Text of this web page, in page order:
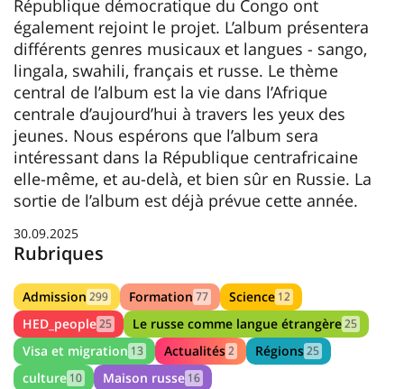
République démocratique du Congo ont
également rejoint le projet. L’album présentera
différents genres musicaux et langues - sango,
lingala, swahili, français et russe. Le thème
central de l’album est la vie dans l’Afrique
centrale d’aujourd’hui à travers les yeux des
jeunes. Nous espérons que l’album sera
intéressant dans la République centrafricaine
elle-même, et au-delà, et bien sûr en Russie. La
sortie de l’album est déjà prévue cette année.
30.09.2025
Rubriques
Admission 299 Formation 77 Science 12
HED_people25 Le russe comme langue étrangère25
Visa et migration 13 Actualités2 Régions25
culture 10 Maison russe 16